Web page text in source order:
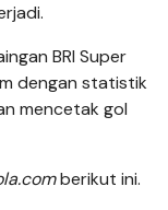
BRI Super
dengan statistik
mencetak gol
berikut ini.